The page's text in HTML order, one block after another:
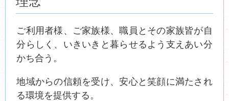
ご利用者様、ご家族様、職員とその家族皆が自
分らしく、いきいきと暮らせるよう支えあい分
かち合う。
地域からの信頼を受け、安心と笑顔に満たされ
る環境を提供する。